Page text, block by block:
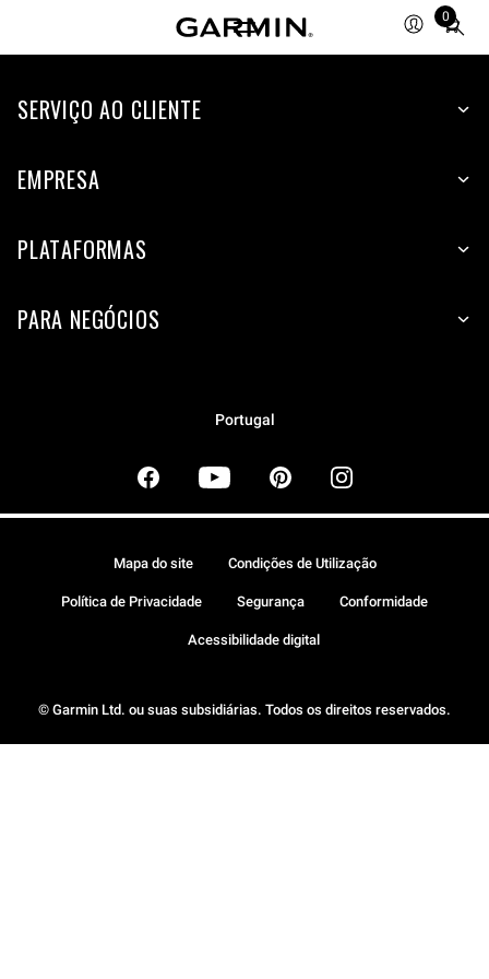
0
Total
items
cart:
SERVIÇO AO CLIENTE
EMPRESA
PLATAFORMAS
PARA NEGÓCIOS
Portugal
© Garmin Ltd. ou suas subsidiárias. Todos os direitos reservados.
Mapa do site Condições de Utilização
Política de Privacidade Segurança Conformidade
Acessibilidade digital